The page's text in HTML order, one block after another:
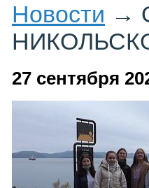
Новости →
27 сентября